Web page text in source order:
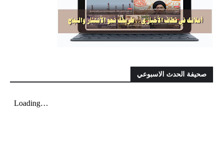
صحيفة الحدث الاسبوعي